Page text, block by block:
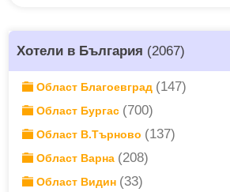
Хотели в България (2067)
Област Благоевград (147)
Област Бургас (700)
Област В.Търново (137)
Област Варна (208)
Област Видин (33)